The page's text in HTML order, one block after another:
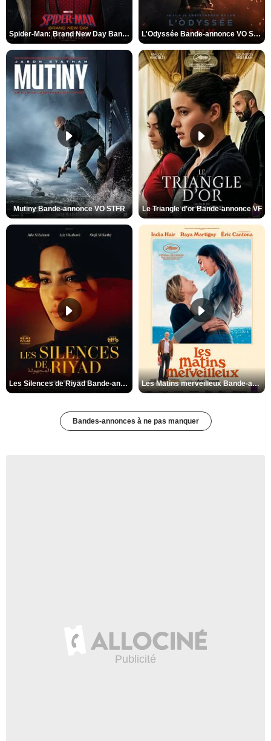
Spider-Man: Brand New Day Bande-annonce VO STFR L'Odyssée Bande-annonce VO STFR
Mutiny Bande-annonce VO STFR Le Triangle d'or Bande-annonce VF
Les Silences de Riyad Bande-annonce VO STFR Les Matins merveilleux Bande-annonce VF
Bandes-annonces à ne pas manquer